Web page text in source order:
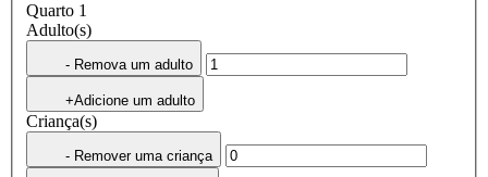
Quarto 1
Adulto(s)
- Remova um adulto
+Adicione um adulto
Criança(s)
- Remover uma criança